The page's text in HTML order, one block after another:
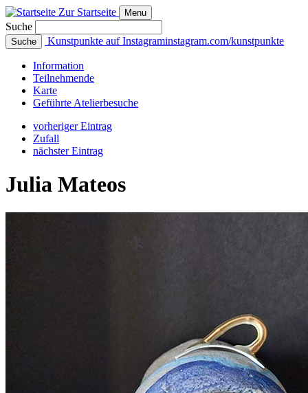
Zur Startseite Menu
Suche
Suche Kunstpunkte auf Instagraminstagram.com/kunstpunkte
Information
Teilnehmende
Karte
Geführte Atelierbesuche
vorheriger Eintrag
Zufall
nächster Eintrag
Julia Mateos